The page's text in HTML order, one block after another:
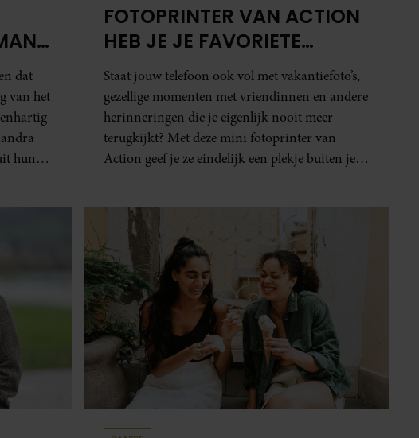
dat
van het
hun
FOTOPRINTER VAN ACTION
HEB JE JE FAVORIETE
FOTO’S BINNEN ÉÉN MINUUT
IN HANDEN
Staat jouw telefoon ook vol met vakantiefoto’s,
gezellige momenten met vriendinnen en andere
herinneringen die je eigenlijk nooit meer
terugkijkt? Met deze mini fotoprinter van
Action geef je ze eindelijk een plekje buiten je